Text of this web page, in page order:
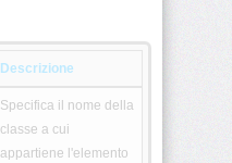
Descrizione
Specifica il nome della
classe a cui
appartiene l'elemento